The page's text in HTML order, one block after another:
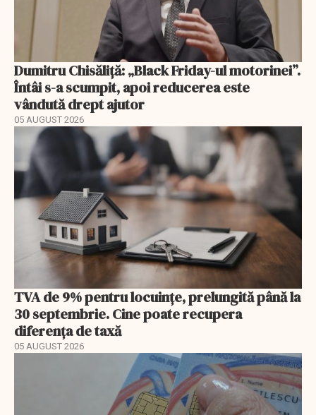
Dumitru Chisăliță: „Black Friday-ul motorinei”.
Întâi s-a scumpit, apoi reducerea este
vândută drept ajutor
05 AUGUST 2026
TVA de 9% pentru locuințe, prelungită până la
30 septembrie. Cine poate recupera
diferența de taxă
05 AUGUST 2026